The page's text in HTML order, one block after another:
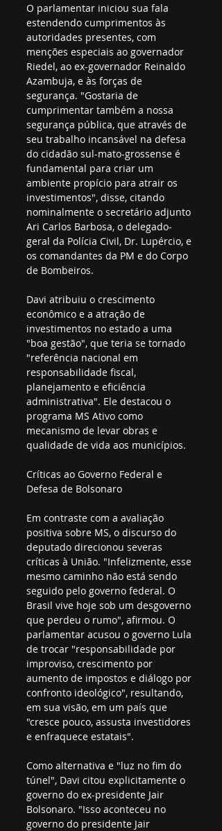
O parlamentar iniciou sua fala
estendendo cumprimentos às
autoridades presentes, com
menções especiais ao governador
Riedel, ao ex-governador Reinaldo
Azambuja, e às forças de
segurança. "Gostaria de
cumprimentar também a nossa
segurança pública, que através de
seu trabalho incansável na defesa
do cidadão sul-mato-grossense é
fundamental para criar um
ambiente propício para atrair os
investimentos", disse, citando
nominalmente o secretário adjunto
Ari Carlos Barbosa, o delegado-
geral da Polícia Civil, Dr. Lupércio, e
os comandantes da PM e do Corpo
de Bombeiros.
Davi atribuiu o crescimento
econômico e a atração de
investimentos no estado a uma
"boa gestão", que teria se tornado
"referência nacional em
responsabilidade fiscal,
planejamento e eficiência
administrativa". Ele destacou o
programa MS Ativo como
mecanismo de levar obras e
qualidade de vida aos municípios.
Críticas ao Governo Federal e
Defesa de Bolsonaro
Em contraste com a avaliação
positiva sobre MS, o discurso do
deputado direcionou severas
críticas à União. "Infelizmente, esse
mesmo caminho não está sendo
seguido pelo governo federal. O
Brasil vive hoje sob um desgoverno
que perdeu o rumo", afirmou. O
parlamentar acusou o governo Lula
de trocar "responsabilidade por
improviso, crescimento por
aumento de impostos e diálogo por
confronto ideológico", resultando,
em sua visão, em um país que
"cresce pouco, assusta investidores
e enfraquece estatais".
Como alternativa e "luz no fim do
túnel", Davi citou explicitamente o
governo do ex-presidente Jair
Bolsonaro. "Isso aconteceu no
governo do presidente Jair